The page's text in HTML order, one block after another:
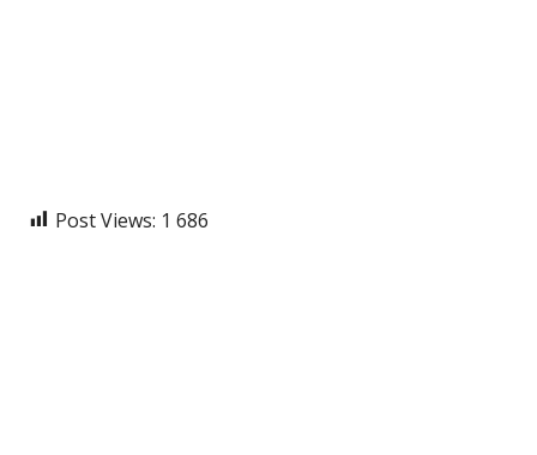
Post Views: 1 686